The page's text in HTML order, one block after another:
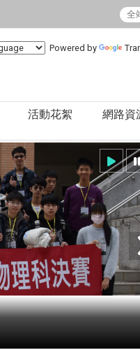
Powered by
活動花絮 網路資